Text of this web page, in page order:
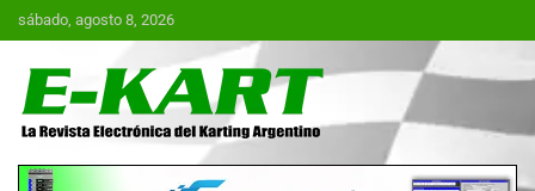
Saltar
al
sábado, agosto 8, 2026
E-Kart.com.ar | La Revista